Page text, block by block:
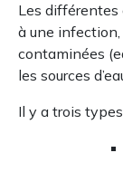
Les différentes
à une infection,
contaminées
les sources
Il y a trois